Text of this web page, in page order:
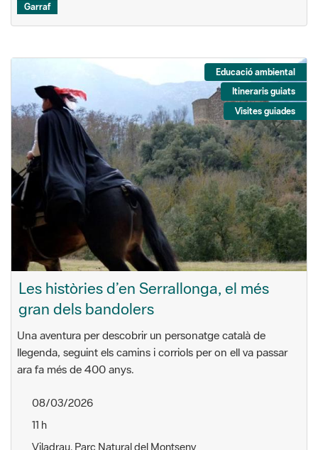
Garraf
Educació ambiental
Itineraris guiats
Visites guiades
Les històries d’en Serrallonga, el més
gran dels bandolers
Una aventura per descobrir un personatge català de
llegenda, seguint els camins i corriols per on ell va passar
ara fa més de 400 anys.
08/03/2026
11 h
Viladrau. Parc Natural del Montseny